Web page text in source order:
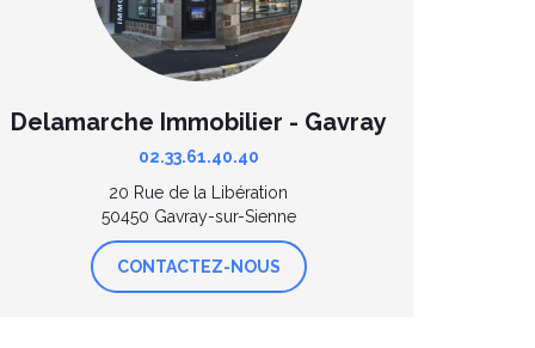
Delamarche Immobilier - Gavray
02.33.61.40.40
20 Rue de la Libération
50450 Gavray-sur-Sienne
CONTACTEZ-NOUS